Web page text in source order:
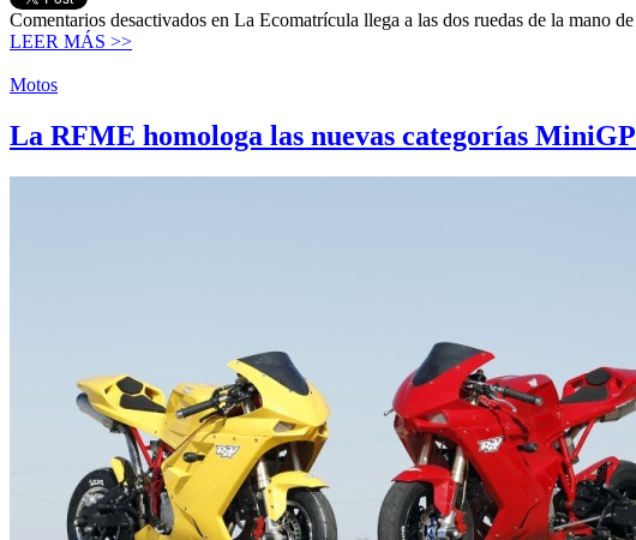
Comentarios desactivados en La Ecomatrícula llega a las dos ruedas de la mano
LEER MÁS >>
Motos
La RFME homologa las nuevas categorías